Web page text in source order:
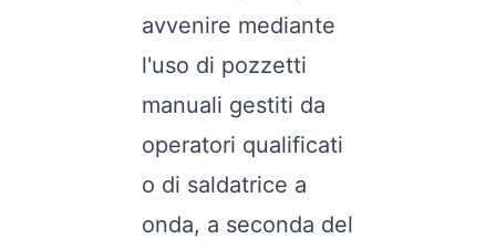
avvenire mediante
l'uso di pozzetti
manuali gestiti da
operatori qualificati
o di saldatrice a
onda, a seconda del